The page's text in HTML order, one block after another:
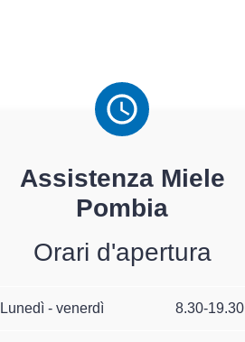
Assistenza Miele
Pombia
Orari d'apertura
Lunedì - venerdì 8.30-19.30